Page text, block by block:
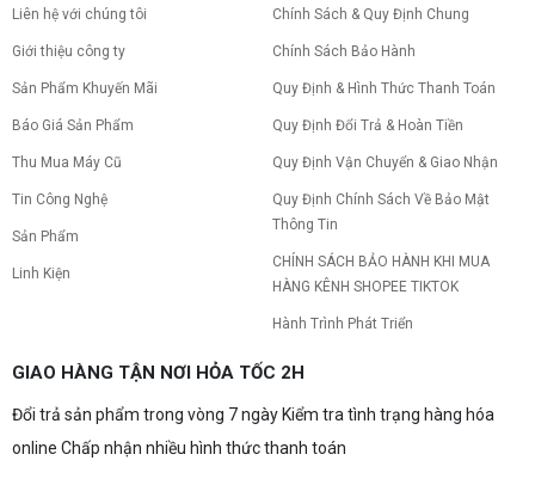
Liên hệ với chúng tôi
Giới thiệu công ty
Sản Phẩm Khuyến Mãi
Báo Giá Sản Phẩm
Thu Mua Máy Cũ
Tin Công Nghệ
Sản Phẩm
Linh Kiện
Chính Sách & Quy Định Chung
Chính Sách Bảo Hành
Quy Định & Hình Thức Thanh Toán
Quy Định Đổi Trả & Hoàn Tiền
Quy Định Vận Chuyển & Giao Nhận
Quy Định Chính Sách Về Bảo Mật
Thông Tin
CHÍNH SÁCH BẢO HÀNH KHI MUA
HÀNG KÊNH SHOPEE TIKTOK
Hành Trình Phát Triển
GIAO HÀNG TẬN NƠI HỎA TỐC 2H
Đổi trả sản phẩm trong vòng 7 ngày Kiểm tra tình trạng hàng hóa
online Chấp nhận nhiều hình thức thanh toán